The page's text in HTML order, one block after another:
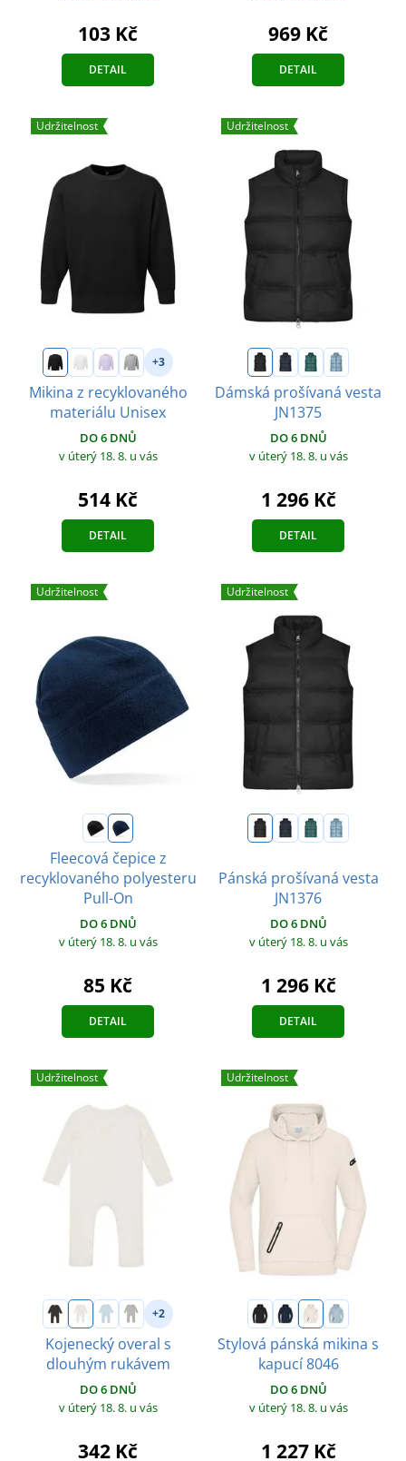
103 Kč
DETAIL
969 Kč
DETAIL
Udržitelnost
+3
Mikina z recyklovaného
materiálu Unisex
DO 6 DNŮ
v úterý 18. 8. u vás
514 Kč
DETAIL
Udržitelnost
Dámská prošívaná vesta
JN1375
DO 6 DNŮ
v úterý 18. 8. u vás
1 296 Kč
DETAIL
Udržitelnost
Fleecová čepice z
recyklovaného polyesteru
Pull-On
DO 6 DNŮ
v úterý 18. 8. u vás
85 Kč
DETAIL
Udržitelnost
Pánská prošívaná vesta
JN1376
DO 6 DNŮ
v úterý 18. 8. u vás
1 296 Kč
DETAIL
Udržitelnost
+2
Kojenecký overal s
dlouhým rukávem
DO 6 DNŮ
v úterý 18. 8. u vás
342 Kč
Udržitelnost
Stylová pánská mikina s
kapucí 8046
DO 6 DNŮ
v úterý 18. 8. u vás
1 227 Kč